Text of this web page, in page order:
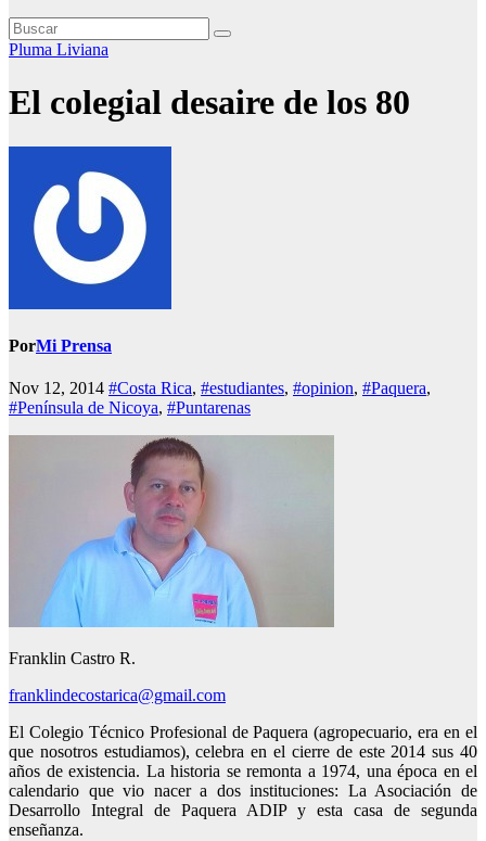
Pluma Liviana
El colegial desaire de los 80
PorMi Prensa
Nov 12, 2014 #Costa Rica, #estudiantes, #opinion, #Paquera,
#Península de Nicoya, #Puntarenas
Franklin Castro R.
franklindecostarica@gmail.com
El Colegio Técnico Profesional de Paquera (agropecuario, era en el
que nosotros estudiamos), celebra en el cierre de este 2014 sus 40
años de existencia. La historia se remonta a 1974, una época en el
calendario que vio nacer a dos instituciones: La Asociación de
Desarrollo Integral de Paquera ADIP y esta casa de segunda
enseñanza.